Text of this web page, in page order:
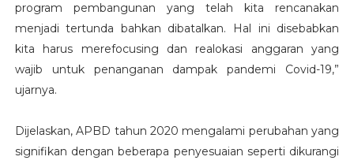
program pembangunan yang telah kita rencanakan
menjadi tertunda bahkan dibatalkan. Hal ini disebabkan
kita harus merefocusing dan realokasi anggaran yang
wajib untuk penanganan dampak pandemi Covid-19,”
ujarnya.
Dijelaskan, APBD tahun 2020 mengalami perubahan yang
signifikan dengan beberapa penyesuaian seperti dikurangi